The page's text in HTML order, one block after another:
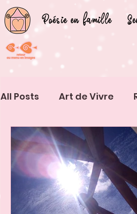
Poésie en famille
All Posts Art de Vivre
Vivre d'Art